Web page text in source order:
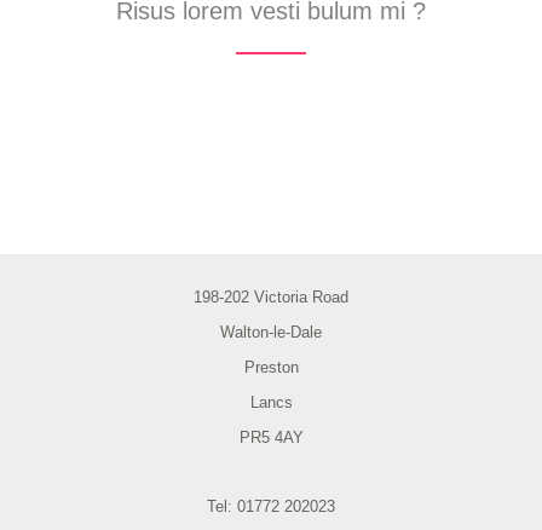
Risus lorem vesti bulum mi ?
198-202 Victoria Road
Walton-le-Dale
Preston
Lancs
PR5 4AY
Tel: 01772 202023